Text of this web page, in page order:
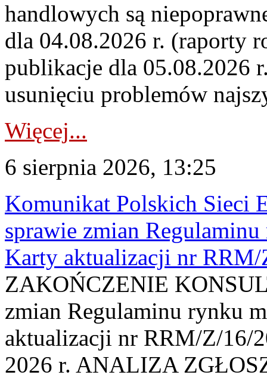
handlowych są
dla 04.08.2026 r. (raporty
publikacje dla 05.08.2026
usunięciu problemów
Więcej...
6 sierpnia 2026, 13:25
Komunikat Polskich Sieci
sprawie zmian
Karty aktualizacji nr
ZAKOŃCZENIE
zmian Regulaminu rynku
aktualizacji nr RRM/Z/16/
2026 r. ANALIZA